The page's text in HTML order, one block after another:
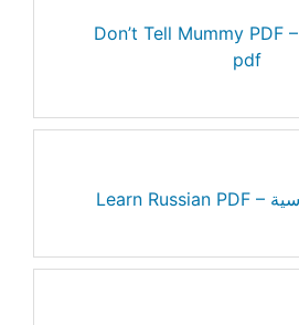
Don’t Tell Mummy PDF – لا تخبري ماما
pdf